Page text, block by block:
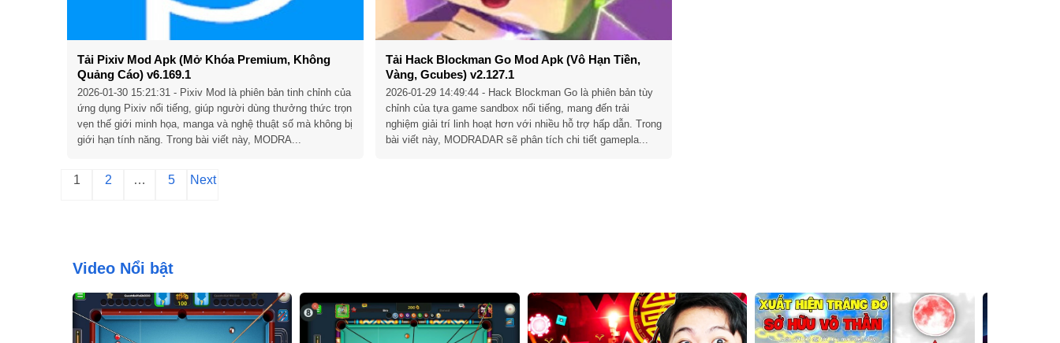
Tải Pixiv Mod Apk (Mở Khóa Premium, Không
Quảng Cáo) v6.169.1
2026-01-30 15:21:31- Pixiv Mod là phiên bản tinh chỉnh của
ứng dụng Pixiv nổi tiếng, giúp người dùng thưởng thức trọn
vẹn thế giới minh họa, manga và nghệ thuật số mà không bị
giới hạn tính năng. Trong bài viết này, MODRA...
Tải Hack Blockman Go Mod Apk (Vô Hạn Tiền,
Vàng, Gcubes) v2.127.1
2026-01-29 14:49:44 - Hack Blockman Go là phiên bản tùy
chỉnh của tựa game sandbox nổi tiếng, mang đến trải
nghiệm giải trí linh hoạt hơn với nhiều hỗ trợ hấp dẫn. Trong
bài viết này, MODRADAR sẽ phân tích chi tiết gamepla...
Phân
viết
1 2 … 5 Next
Video Nổi bật